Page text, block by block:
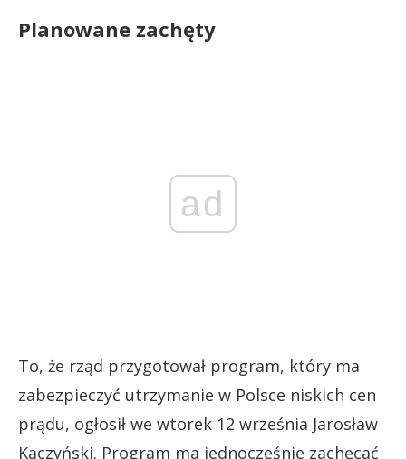
Planowane zachęty
ad
To, że rząd przygotował program, który ma
zabezpieczyć utrzymanie w Polsce niskich cen
prądu, ogłosił we wtorek 12 września Jarosław
Kaczyński. Program ma jednocześnie zachęcać